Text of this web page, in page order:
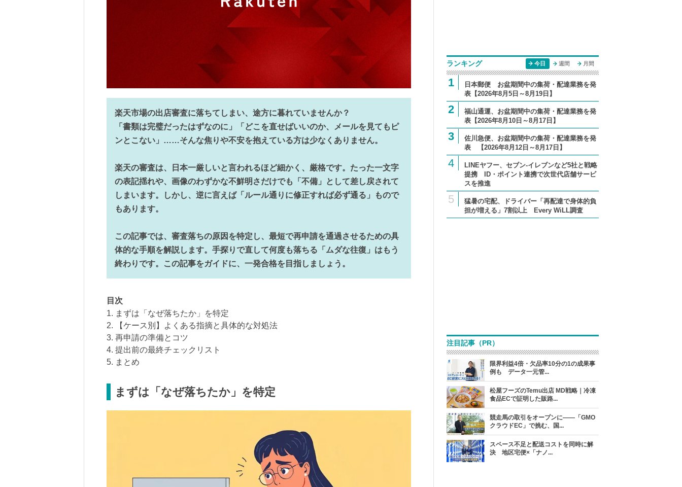
楽天市場の出店審査に落ちてしまい、途方に暮れていませんか？
「書類は完璧だったはずなのに」「どこを直せばいいのか、メールを見てもピ
ンとこない」……そんな焦りや不安を抱えている方は少なくありません。
楽天の審査は、日本一厳しいと言われるほど細かく、厳格です。たった一文字
の表記揺れや、画像のわずかな不鮮明さだけでも「不備」として差し戻されて
しまいます。しかし、逆に言えば「ルール通りに修正すれば必ず通る」もので
もあります。
この記事では、審査落ちの原因を特定し、最短で再申請を通過させるための具
体的な手順を解説します。手探りで直して何度も落ちる「ムダな往復」はもう
終わりです。この記事をガイドに、一発合格を目指しましょう。
目次
1. まずは「なぜ落ちたか」を特定
2. 【ケース別】よくある指摘と具体的な対処法
3. 再申請の準備とコツ
4. 提出前の最終チェックリスト
5. まとめ
まずは「なぜ落ちたか」を特定
ランキング 今日 週間 月間
1
日本郵便 お盆期間中の集荷・配達業務を発
表【2026年8月5日～8月19日】
2
福山通運、お盆期間中の集荷・配達業務を発
表【2026年8月10日～8月17日】
3
佐川急便、お盆期間中の集荷・配達業務を発
表 【2026年8月12日～8月17日】
4
LINEヤフー、セブン-イレブンなど5社と戦略
提携 ID・ポイント連携で次世代店舗サービ
スを推進
5
猛暑の宅配、ドライバー「再配達で身体的負
担が増える」7割以上 Every WiLL調査
注目記事（PR）
限界利益4倍・欠品率10分の1の成果事
例も データ一元管...
松屋フーズのTemu出店 MD戦略｜冷凍
食品ECで証明した販路...
競走馬の取引をオープンに――「GMO
クラウドEC」で挑む、国...
スペース不足と配送コストを同時に解
決 地区宅便×「ナノ...